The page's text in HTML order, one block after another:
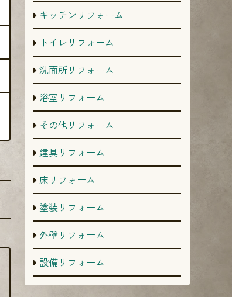
キッチンリフォーム
トイレリフォーム
洗面所リフォーム
浴室リフォーム
その他リフォーム
建具リフォーム
床リフォーム
塗装リフォーム
外壁リフォーム
設備リフォーム